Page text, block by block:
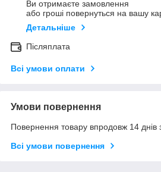
Ви отримаєте замовлення
або гроші повернуться на вашу
Детальніше
Післяплата
Всі умови оплати
Умови повернення
Повернення товару впродовж 14 днів
Всі умови повернення